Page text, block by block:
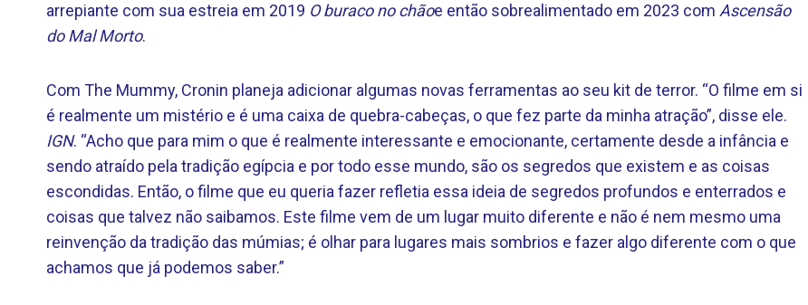
arrepiante com sua estreia em 2019 O buraco no chãoe então sobrealimentado em 2023 com Ascensão
do Mal Morto.
Com The Mummy, Cronin planeja adicionar algumas novas ferramentas ao seu kit de terror. “O filme em si
é realmente um mistério e é uma caixa de quebra-cabeças, o que fez parte da minha atração”, disse ele.
IGN. “Acho que para mim o que é realmente interessante e emocionante, certamente desde a infância e
sendo atraído pela tradição egípcia e por todo esse mundo, são os segredos que existem e as coisas
escondidas. Então, o filme que eu queria fazer refletia essa ideia de segredos profundos e enterrados e
coisas que talvez não saibamos. Este filme vem de um lugar muito diferente e não é nem mesmo uma
reinvenção da tradição das múmias; é olhar para lugares mais sombrios e fazer algo diferente com o que
achamos que já podemos saber.”